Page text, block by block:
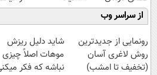
کنید!
◗پرسش‌نامه◖
موثر(تخفیف تا
امشب)
آفات
از سراسر وب
رونمایی از جدیدترین
روش لاغری آسان
(تخفیف تا امشب)
شاید دلیل ریزش
موهات اصلاً چیزی
نباشه که فکر